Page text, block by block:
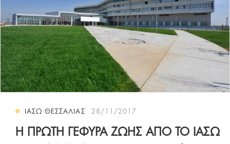
ΙΑΣΩ ΘΕΣΣΑΛΙΑΣ 28/11/2017
Η ΠΡΩΤΗ ΓΕΦΥΡΑ ΖΩΗΣ ΑΠΟ ΤΟ ΙΑΣΩ